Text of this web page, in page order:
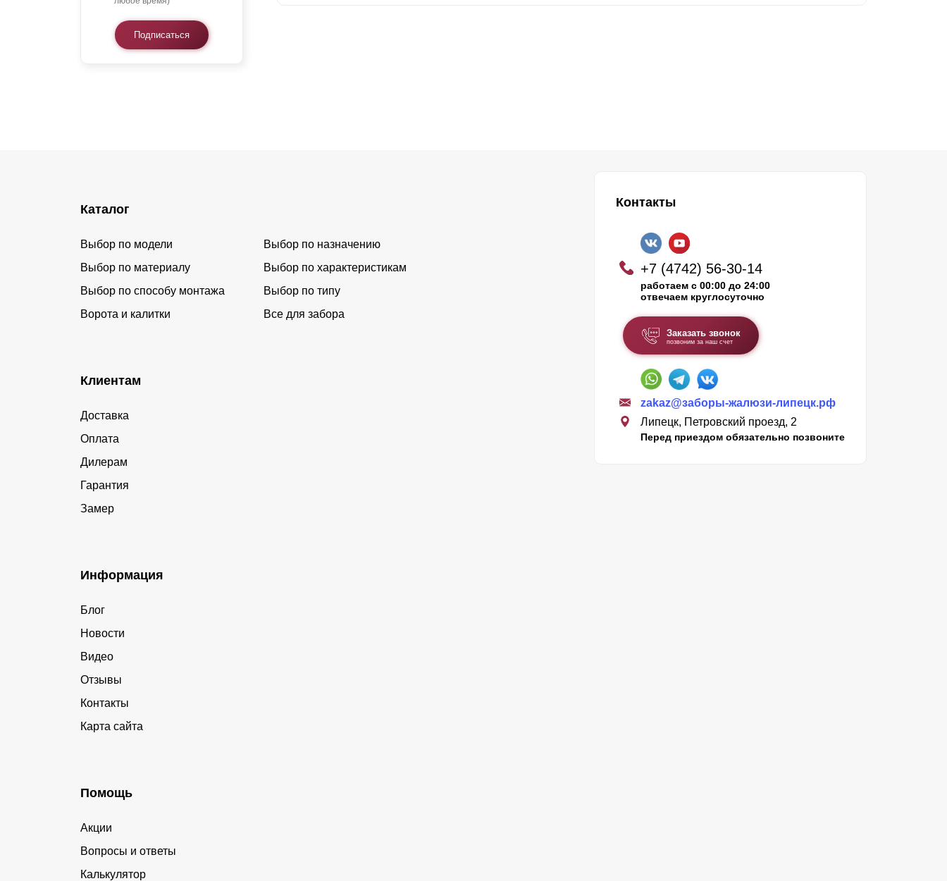
Подписаться
Каталог
Выбор по модели
Выбор по назначению
Выбор по материалу
Выбор по характеристикам
Выбор по способу монтажа
Выбор по типу
Ворота и калитки
Все для забора
Клиентам
Доставка
Оплата
Дилерам
Гарантия
Замер
Информация
Блог
Новости
Видео
Отзывы
Контакты
Карта сайта
Помощь
Акции
Вопросы и ответы
Калькулятор
Контакты
+7 (4742) 56-30-14
работаем с 00:00 до 24:00
отвечаем круглосуточно
Заказать звонок
позвоним за наш счет
zakaz@заборы-жалюзи-липецк.рф
Липецк, Петровский проезд, 2
Перед приездом обязательно позвоните